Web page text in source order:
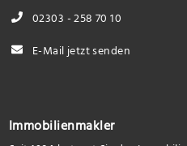
02303 - 258 70 10
E-Mail jetzt senden
Immobilienmakler